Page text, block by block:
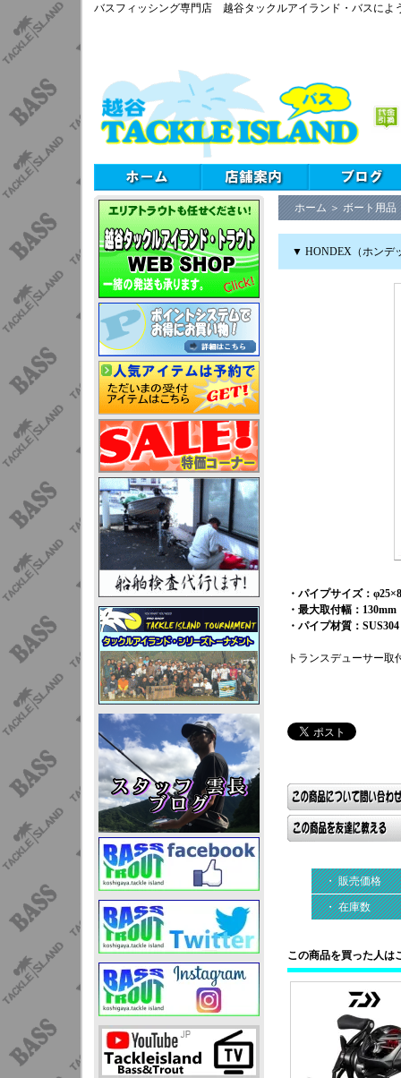
バスフィッシング専門店 越谷タックルアイランド・バスによ
ホーム ＞ ボート用品
▼ HONDEX（ホンデ
・パイプサイズ：
・最大取付幅：130mm
・パイプ材質：SUS304
トランスデューサー取
・ 販売価格
・ 在庫数
この商品を買った人は